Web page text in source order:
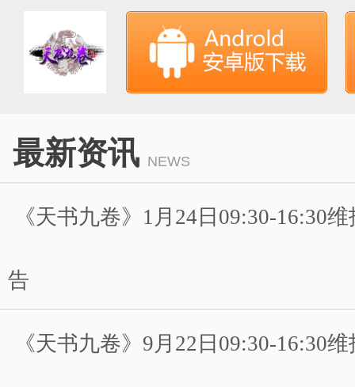
最新资讯 NEWS
《天书九卷》1月24日09:30-16:30
告
《天书九卷》9月22日09:30-16:30